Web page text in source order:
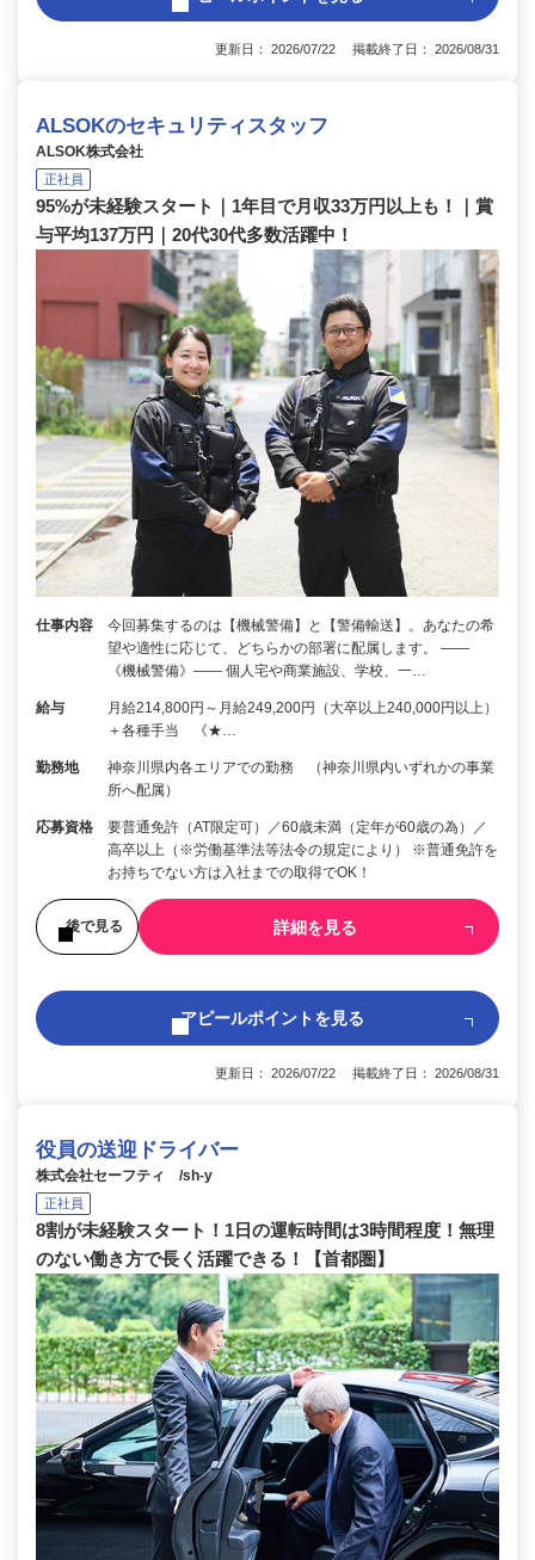
更新日： 2026/07/22 掲載終了日： 2026/08/31
ALSOKのセキュリティスタッフ
ALSOK株式会社
正社員
95%が未経験スタート｜1年目で月収33万円以上も！｜賞
与平均137万円｜20代30代多数活躍中！
仕事内容
今回募集するのは【機械警備】と【警備輸送】。あなたの希
望や適性に応じて、どちらかの部署に配属します。 ――
《機械警備》―― 個人宅や商業施設、学校、一…
給与
月給214,800円～月給249,200円（大卒以上240,000円以上）
＋各種手当 《★…
勤務地
神奈川県内各エリアでの勤務 （神奈川県内いずれかの事業
所へ配属）
応募資格
要普通免許（AT限定可）／60歳未満（定年が60歳の為）／
高卒以上（※労働基準法等法令の規定により） ※普通免許を
お持ちでない方は入社までの取得でOK！
後で見る 詳細を見る
アピールポイントを見る
更新日： 2026/07/22 掲載終了日： 2026/08/31
役員の送迎ドライバー
株式会社セーフティ /sh-y
正社員
8割が未経験スタート！1日の運転時間は3時間程度！無理
のない働き方で長く活躍できる！【首都圏】